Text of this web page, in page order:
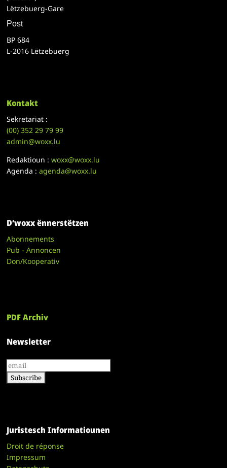
Lëtzebuerg-Gare
Post
BP 684
L-2016 Lëtzebuerg
Kontakt
Sekretariat :
(00)352 29 79 99
admin@woxx.lu
Redaktioun :woxx@woxx.lu
Agenda :agenda@woxx.lu
D’woxx ënnerstëtzen
Abonnements
Pub - Annoncen
Don/Kooperativ
PDF Archiv
Newsletter
Juristesch Informatiounen
Droit de réponse
Impressum